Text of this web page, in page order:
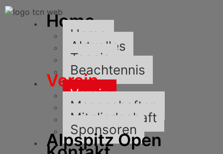
Home
Home
Aktuelles
Tennis
Beachtennis
Verein
Verein
Mannschaften
Mitgliedschaft
Sponsoren
Alpspitz Open